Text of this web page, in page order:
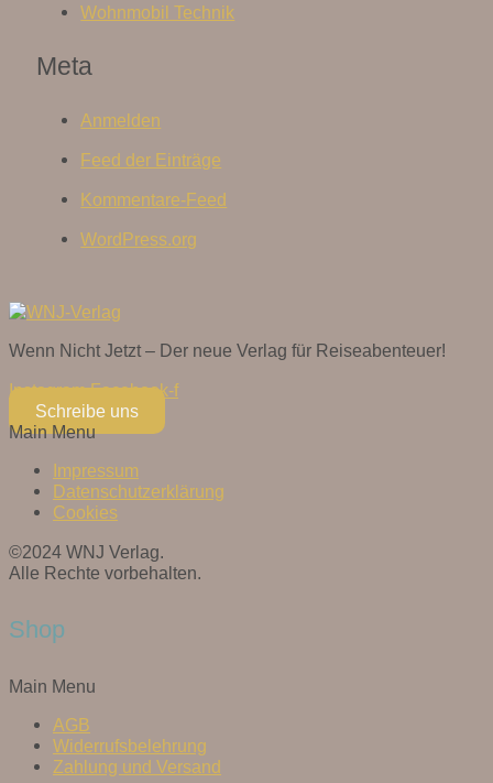
Wohnmobil Technik
Meta
Anmelden
Feed der Einträge
Kommentare-Feed
WordPress.org
Wenn Nicht Jetzt – Der neue Verlag für Reiseabenteuer!
Instagram Facebook-f
Schreibe uns
Main Menu
Impressum
Datenschutzerklärung
Cookies
©2024 WNJ Verlag.
Alle Rechte vorbehalten.
Shop
Main Menu
AGB
Widerrufsbelehrung
Zahlung und Versand